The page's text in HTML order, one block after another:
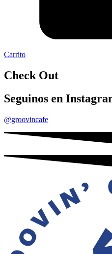
Carrito
Check Out
Seguinos en
@groovincafe